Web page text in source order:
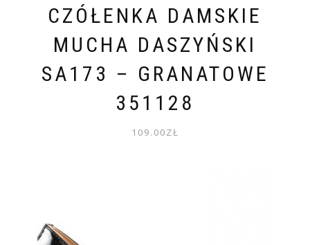
CZÓŁENKA DAMSKIE
MUCHA DASZYŃSKI
SA173 – GRANATOWE
351128
109.00ZŁ